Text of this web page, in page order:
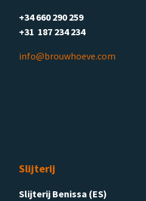
+34 660 290 259
+31 187 234 234
info@brouwhoeve.com
Slijterij
Slijterij Benissa (ES)